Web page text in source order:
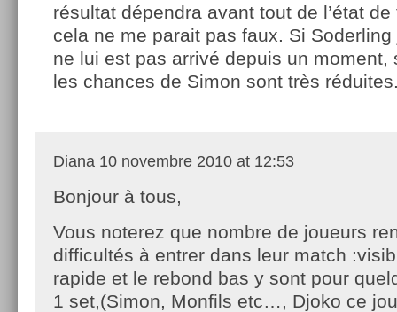
résultat dépendra avant tout de l’état
cela ne me parait pas faux. Si
ne lui est pas arrivé depuis un moment,
les chances de Simon sont très
Diana 10 novembre 2010 at 12:53
Bonjour à tous,
Vous noterez que nombre de joueurs
difficultés à entrer dans leur match
rapide et le rebond bas y sont pour
1 set,(Simon, Monfils etc…, Djoko ce